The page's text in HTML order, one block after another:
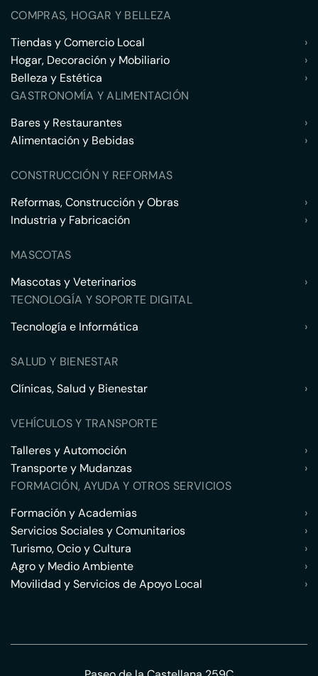
COMPRAS, HOGAR Y BELLEZA
Tiendas y Comercio Local
›
Hogar, Decoración y Mobiliario
›
Belleza y Estética
›
GASTRONOMÍA Y ALIMENTACIÓN
Bares y Restaurantes
›
Alimentación y Bebidas
›
CONSTRUCCIÓN Y REFORMAS
Reformas, Construcción y Obras
›
Industria y Fabricación
›
MASCOTAS
Mascotas y Veterinarios
›
TECNOLOGÍA Y SOPORTE DIGITAL
Tecnología e Informática
›
SALUD Y BIENESTAR
Clínicas, Salud y Bienestar
›
VEHÍCULOS Y TRANSPORTE
Talleres y Automoción
›
Transporte y Mudanzas
›
FORMACIÓN, AYUDA Y OTROS SERVICIOS
Formación y Academias
›
Servicios Sociales y Comunitarios
›
Turismo, Ocio y Cultura
›
Agro y Medio Ambiente
›
Movilidad y Servicios de Apoyo Local
›